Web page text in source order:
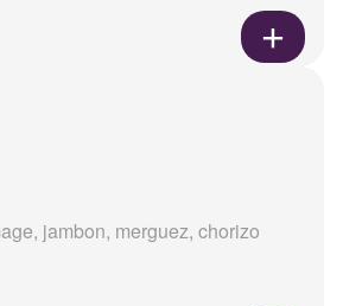
jambon, merguez, chorizo